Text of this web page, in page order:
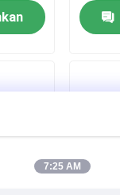
7:25 AM